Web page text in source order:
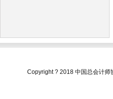
Copyright ? 2018 中国总会计